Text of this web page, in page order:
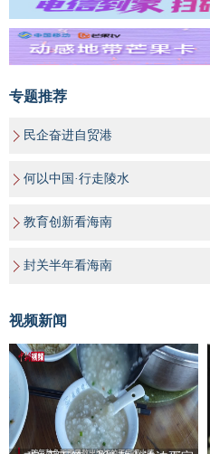
专题推荐
民企奋进自贸港
何以中国·行走陵水
教育创新看海南
封关半年看海南
视频新闻